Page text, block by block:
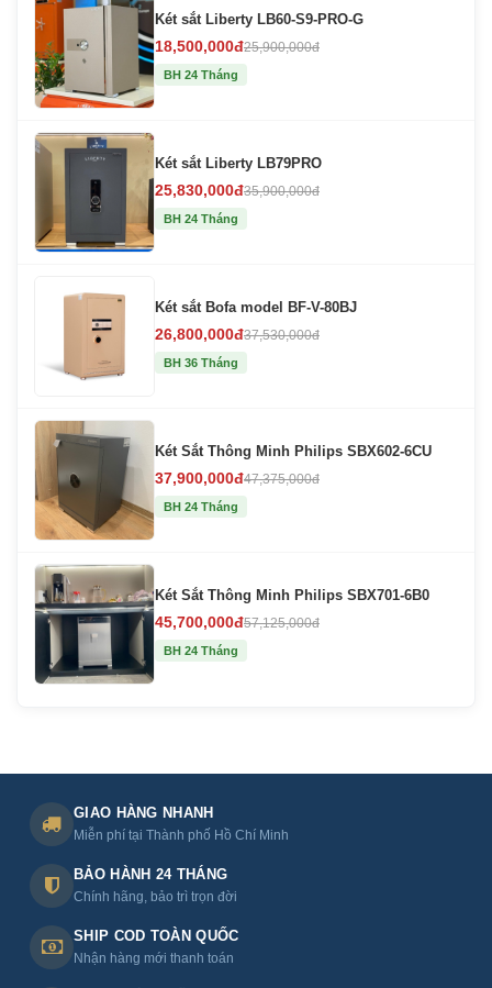
Két sắt Liberty LB60-S9-PRO-G
18,500,000đ25,900,000đ
BH 24 Tháng
Két sắt Liberty LB79PRO
25,830,000đ35,900,000đ
BH 24 Tháng
Két sắt Bofa model BF-V-80BJ
26,800,000đ37,530,000đ
BH 36 Tháng
Két Sắt Thông Minh Philips SBX602-6CU
37,900,000đ47,375,000đ
BH 24 Tháng
Két Sắt Thông Minh Philips SBX701-6B0
45,700,000đ57,125,000đ
BH 24 Tháng
GIAO HÀNG NHANH
Miễn phí tại Thành phố Hồ Chí Minh
BẢO HÀNH 24 THÁNG
Chính hãng, bảo trì trọn đời
SHIP COD TOÀN QUỐC
Nhận hàng mới thanh toán